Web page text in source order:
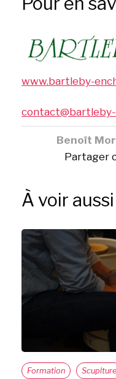
www.bartleby-
Benoît
Partager
À voir aussi
Formation Scuplture